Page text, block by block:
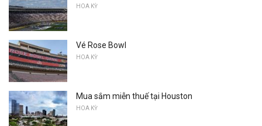
HOA KỲ
Vé Rose Bowl
HOA KỲ
Mua sắm miễn thuế tại Houston
HOA KỲ